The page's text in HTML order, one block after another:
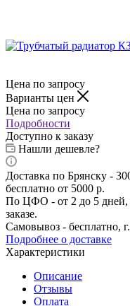
Цена по запросу
Варианты цен
Цена по запросу
Подробности
Доступно к заказу
Нашли дешевле?
Доставка по Брянску -
бесплатно от 5000 р.
По ЦФО - от 2 до 5 дней,
заказе.
Самовывоз - бесплатно,
Подробнее о доставке
Характеристики
Описание
Отзывы
Оплата